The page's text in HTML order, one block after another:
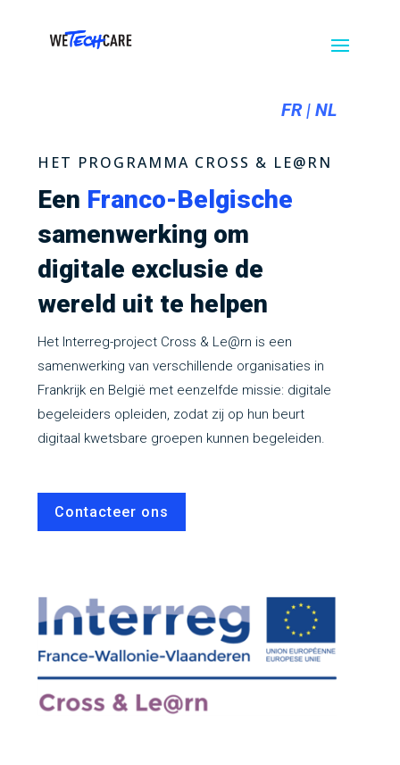
partenaires
FR| NL
HET PROGRAMMA CROSS & LE@RN
Een Franco-Belgische
samenwerking om
digitale exclusie de
wereld uit te helpen
Het Interreg-project Cross & Le@rn is een
samenwerking van verschillende organisaties in
Frankrijk en België met eenzelfde missie: digitale
begeleiders opleiden, zodat zij op hun beurt
digitaal kwetsbare groepen kunnen begeleiden.
Contacteer ons